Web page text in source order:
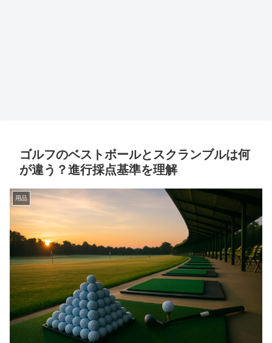
ゴルフのベストボールとスクランブルは何
が違う？進行採点基準を理解
用品